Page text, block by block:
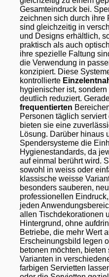
Gesamteindruck bei.
zeichnen sich durch ihre
sind gleichzeitig in
und Designs erhältlich,
praktisch als auch
ihre spezielle Faltung
die Verwendung in
konzipiert. Diese
kontrollierte
hygienischer ist,
deutlich reduziert.
frequentierten
Personen täglich
bieten sie eine
Lösung. Darüber hinaus
Spendersysteme die
Hygienestandards, da
auf einmal berührt wird.
sowohl in weiss oder
klassische weisse
besonders sauberen,
professionellen
jeden
allen Tischdekorationen
Hintergrund, ohne
Betriebe, die mehr Wert
Erscheinungsbild legen
betonen möchten,
Varianten in
farbigen Servietten